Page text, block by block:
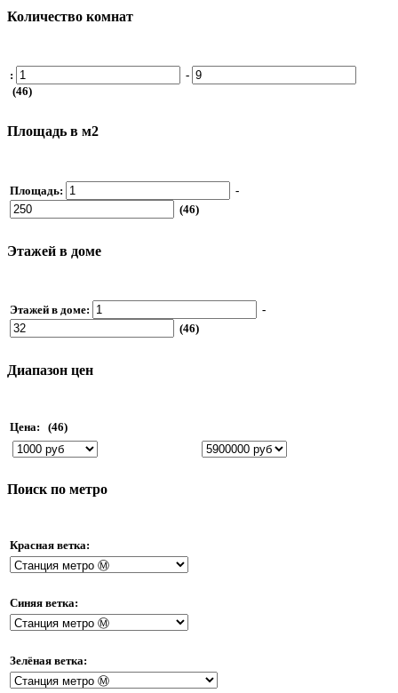
Количество комнат
:
-
(46)
Площадь в м2
Площадь:
-
(46)
Этажей в доме
Этажей в доме:
-
(46)
Диапазон цен
Цена: (46)
Поиск по метро
Красная ветка:
Синяя ветка:
Зелёная ветка: